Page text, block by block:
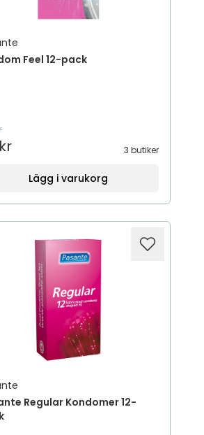
Feel 12-pack
3 butiker
Lägg i varukorg
Regular Kondomer 12-